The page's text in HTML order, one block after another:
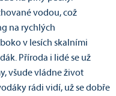
vodou, což
na rychlých
v lesích skalními
Příroda i lidé se už
všude vládne život
rádi vidí, už se dobře